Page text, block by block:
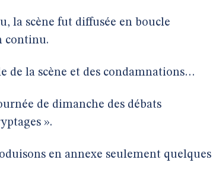
la scène fut diffusée en boucle
continu.
de la scène et des condamnations…
de dimanche des débats
».
en annexe seulement quelques